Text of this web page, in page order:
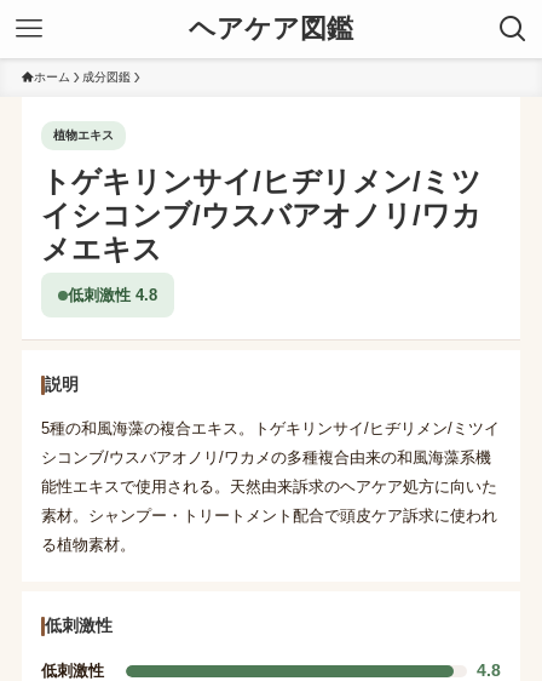
ヘアケア図鑑
ホーム 成分図鑑
植物エキス
トゲキリンサイ/ヒヂリメン/ミツ
イシコンブ/ウスバアオノリ/ワカ
メエキス
低刺激性 4.8
説明
5種の和風海藻の複合エキス。トゲキリンサイ/ヒヂリメン/ミツイ
シコンブ/ウスバアオノリ/ワカメの多種複合由来の和風海藻系機
能性エキスで使用される。天然由来訴求のヘアケア処方に向いた
素材。シャンプー・トリートメント配合で頭皮ケア訴求に使われ
る植物素材。
低刺激性
低刺激性 4.8